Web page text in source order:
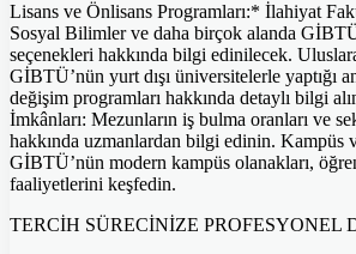
Lisans ve Önlisans Programları:* İlahiyat
Sosyal Bilimler ve daha birçok alanda
seçenekleri hakkında bilgi edinilecek.
GİBTÜ’nün yurt dışı üniversitelerle yaptığı
değişim programları hakkında detaylı bilgi
İmkânları: Mezunların iş bulma oranları ve
hakkında uzmanlardan bilgi edinin. Kampüs
GİBTÜ’nün modern kampüs olanakları,
faaliyetlerini keşfedin.
TERCİH SÜRECİNİZE PROFESYONEL